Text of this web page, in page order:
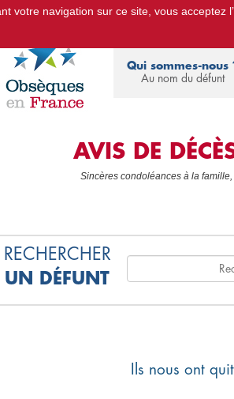
Portail d'Informations Obsèques :devis
Qui sommes-nous
Au nom du défunt
AVIS DE
Sincères condoléances à la
RECHERCHER
UN DÉFUNT
Ils nous ont
votre navigation sur ce site, vous